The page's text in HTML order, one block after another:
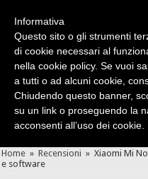
Cerca
Home » Recensioni » Xiaomi Mi
e software
Informativa
Questo sito o gli strumenti
di cookie necessari al
nella cookie policy. Se vuoi
a tutti o ad alcuni cookie,
Chiudendo questo banner,
su un link o proseguendo la
acconsenti all’uso dei cookie.